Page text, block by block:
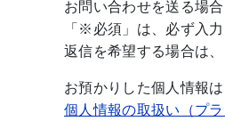
お問い合わせを送る場
「※必須」は、必ず入力
返信を希望する場合は
お預かりした個人情報
個人情報の取扱い（プラ